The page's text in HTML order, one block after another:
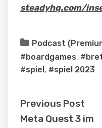
steadyhq.com/
Podcast
#boardgames,
#spiel , #spiel 2023
Previous Post
Meta Quest 3 im